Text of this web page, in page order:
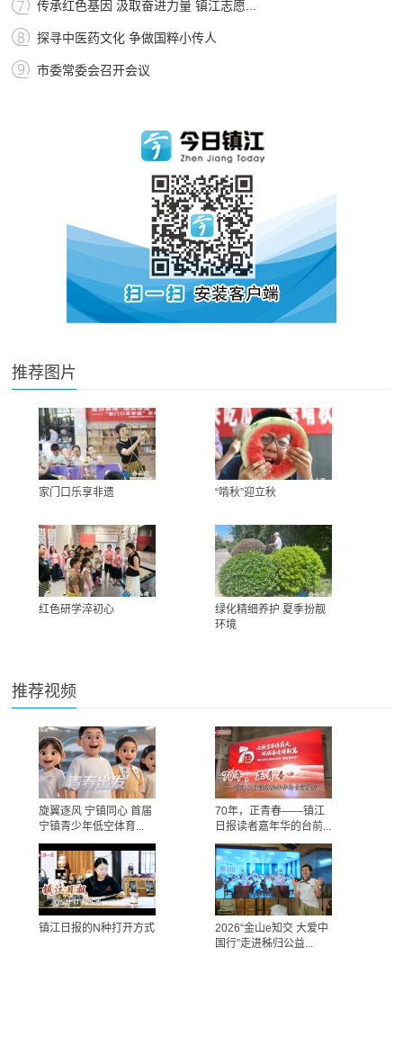
传承红色基因 汲取奋进力量 镇江志愿...
探寻中医药文化 争做国粹小传人
市委常委会召开会议
推荐图片
家门口乐享非遗 “啃秋”迎立秋
红色研学淬初心
绿化精细养护 夏季扮靓
环境
推荐视频
旋翼逐风 宁镇同心 首届
宁镇青少年低空体育...
70年，正青春——镇江
日报读者嘉年华的台前...
镇江日报的N种打开方式
2026“金山e知交 大爱中
国行”走进秭归公益...